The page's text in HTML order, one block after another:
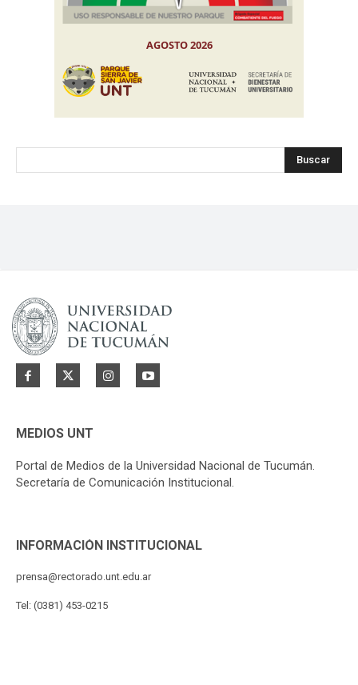
Buscar
MEDIOS UNT
Portal de Medios de la Universidad Nacional de Tucumán.
Secretaría de Comunicación Institucional.
INFORMACIÓN INSTITUCIONAL
prensa@rectorado.unt.edu.ar
Tel: (0381) 453-0215